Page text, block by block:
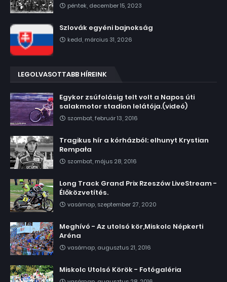
péntek, december 15, 2023
Szlovák egyéni bajnokság
kedd, március 31, 2026
LEGOLVASOTTABB HÍREINK
Egykor zsúfolásig telt volt a Napos úti
salakmotor stadion lelátója.(videó)
szombat, február 13, 2016
Tragikus hír a kórházból: elhunyt Krystian
Rempała
szombat, május 28, 2016
Long Track Grand Prix Rzeszów LiveStream -
Élőközvetítés.
vasárnap, szeptember 27, 2020
Meghívó - Az utolsó kör,Miskolc Népkerti
Aréna
vasárnap, augusztus 21, 2016
Miskolc Utolsó Körök - Fotógaléria